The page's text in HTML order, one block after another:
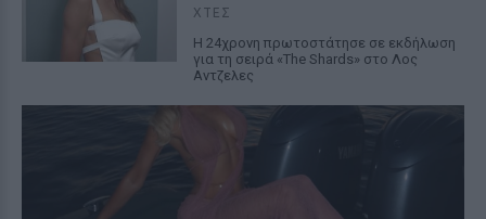
ΧΤΕΣ
Η 24χρονη πρωτοστάτησε σε εκδήλωση
για τη σειρά «The Shards» στο Λος
Αντζελες